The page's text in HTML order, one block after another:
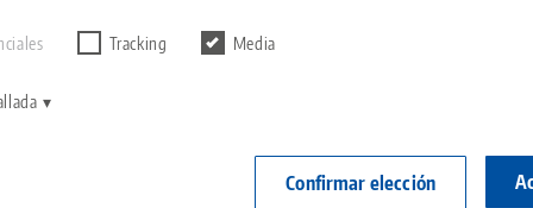
Tracking Media
Confirmar elección
punto cero
Innovaciones
Solicitud de catálogo
Eventos
longitud
(versión